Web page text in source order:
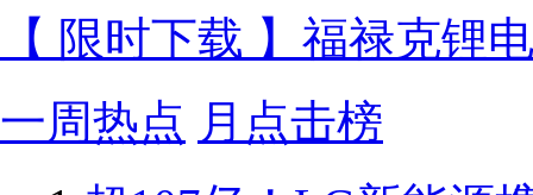
【 限时下载 】福禄克锂
一周热点 月点击榜